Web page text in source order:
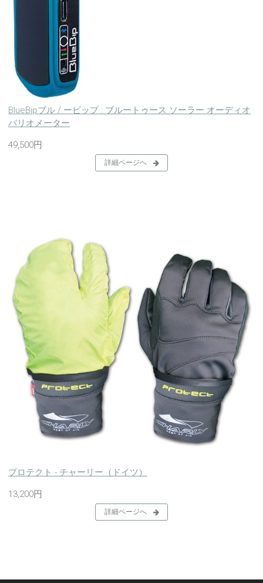
BlueBipブル / ービップ : ブルートゥース ソーラー オーディオ
バリオメーター
49,500円
詳細ページへ
プロテクト - チャーリー（ドイツ）
13,200円
詳細ページへ